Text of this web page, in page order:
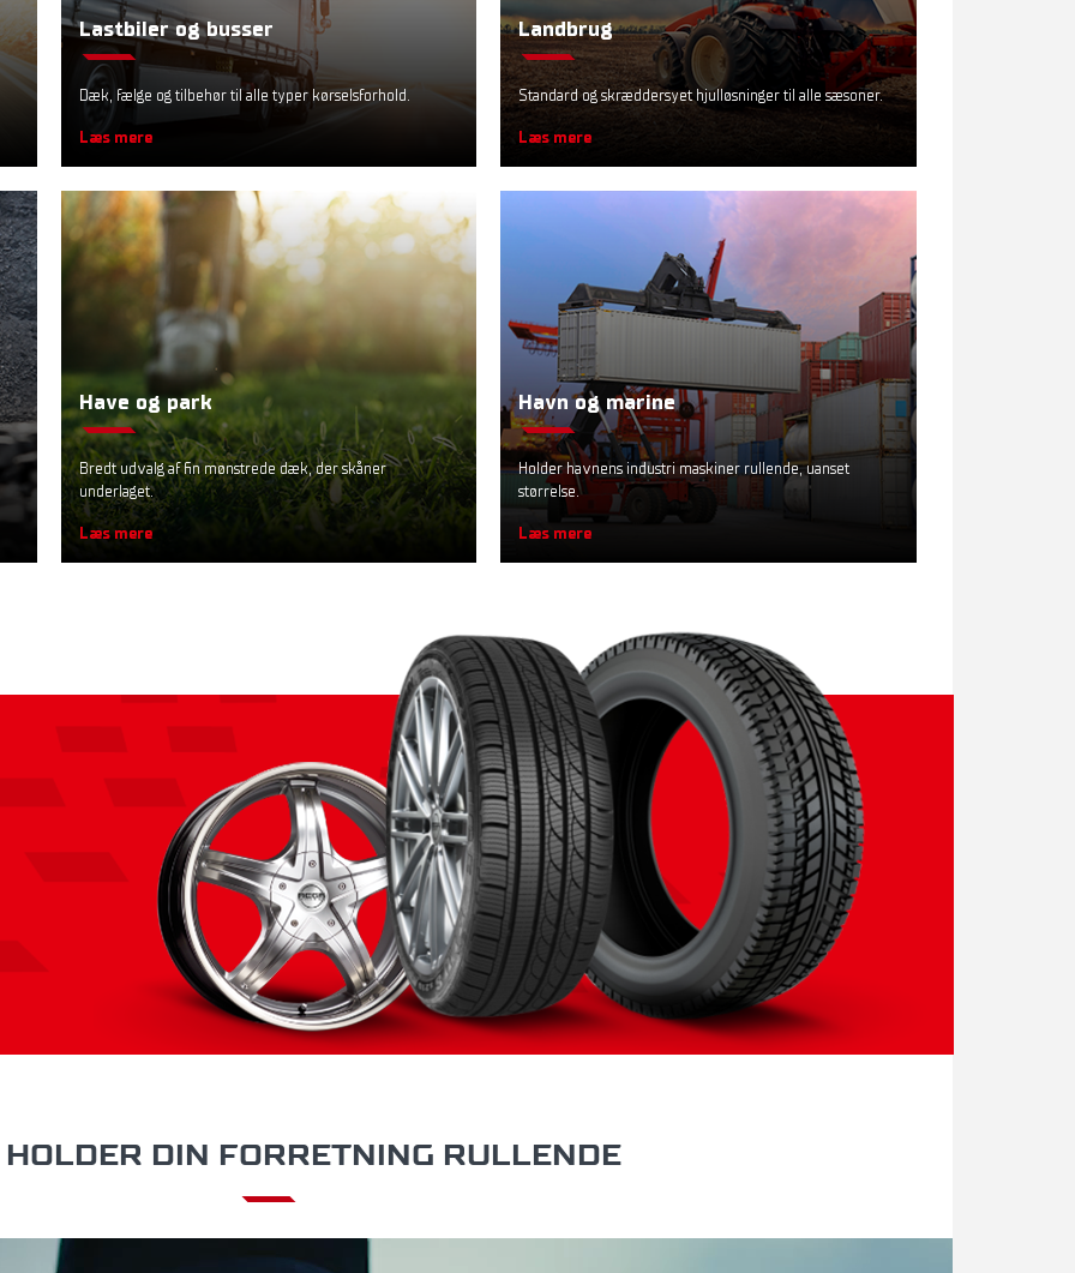
Lastbiler og busser
Dæk, fælge og tilbehør til alle typer kørselsforhold.
Læs mere
Landbrug
Standard og skræddersyet hjulløsninger til alle sæsoner.
Læs mere
Have og park
Bredt udvalg af fin mønstrede dæk, der skåner
underlaget.
Læs mere
Havn og marine
Holder havnens industri maskiner rullende, uanset
størrelse.
Læs mere
DIN FORRETNING RULLENDE